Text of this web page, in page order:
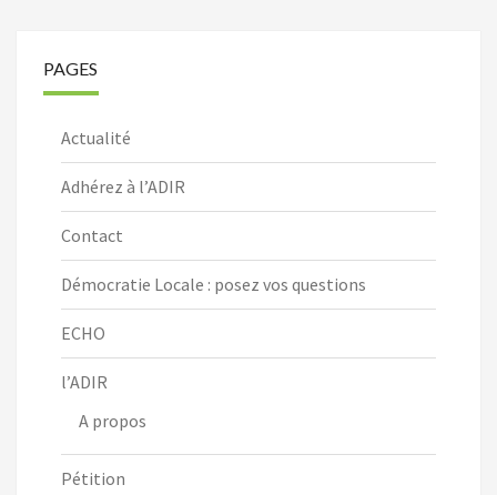
PAGES
Actualité
Adhérez à l’ADIR
Contact
Démocratie Locale : posez vos questions
ECHO
l’ADIR
A propos
Pétition